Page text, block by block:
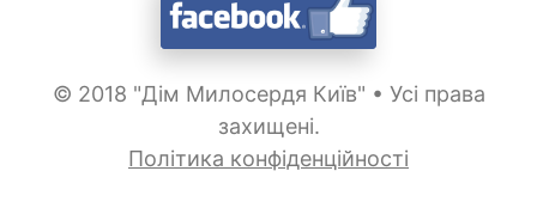
© 2018 "Дім Милосердя Київ" • Усі права
захищені.
Політика конфіденційності